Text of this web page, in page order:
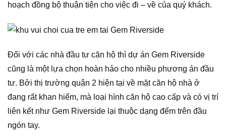
hoạch đồng bộ thuận tiện cho việc đi – về của quý khách.
Đối với các nhà đầu tư căn hộ thì dự án Gem Riverside
cũng là một lựa chọn hoàn hảo cho nhiều phương án đầu
tư. Bởi thị trường quận 2 hiện tại về mặt căn hộ nhà ở
đang rất khan hiếm, mà loại hình căn hộ cao cấp và có vị trí
liên kết như Gem Riverside lại thuộc dạng đếm trên đầu
ngón tay.